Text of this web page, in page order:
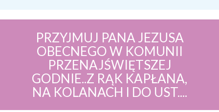
PRZYJMUJ PANA JEZUSA
OBECNEGO W KOMUNII
PRZENAJŚWIĘTSZEJ
GODNIE..Z RĄK KAPŁANA,
NA KOLANACH I DO UST....